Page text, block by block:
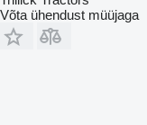
Võta ühendust müüjaga